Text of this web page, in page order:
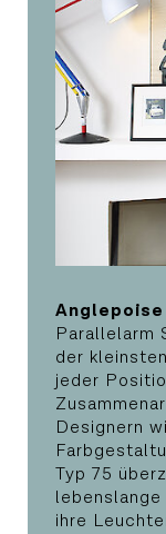
Anglepoise
Parallelarm
der
jeder
Designern
Typ 75
ihre